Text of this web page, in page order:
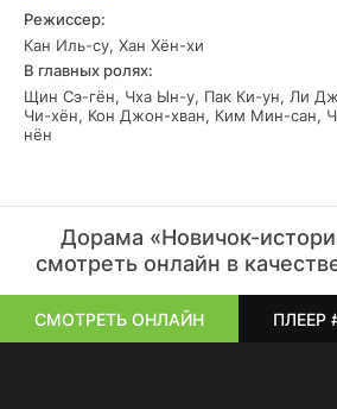
Режиссер:
Кан Иль-су, Хан Хён-хи
В главных ролях:
Щин Сэ-гён, Чха Ын-у, Пак Ки-ун, Ли
Чи-хён, Кон Джон-хван, Ким Мин-сан,
нён
Дорама «Новичок-
смотреть онлайн в
СМОТРЕТЬ ОНЛАЙН ПЛЕЕР